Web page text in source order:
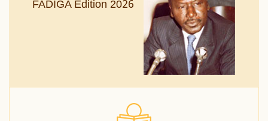
FADIGA Edition 2026